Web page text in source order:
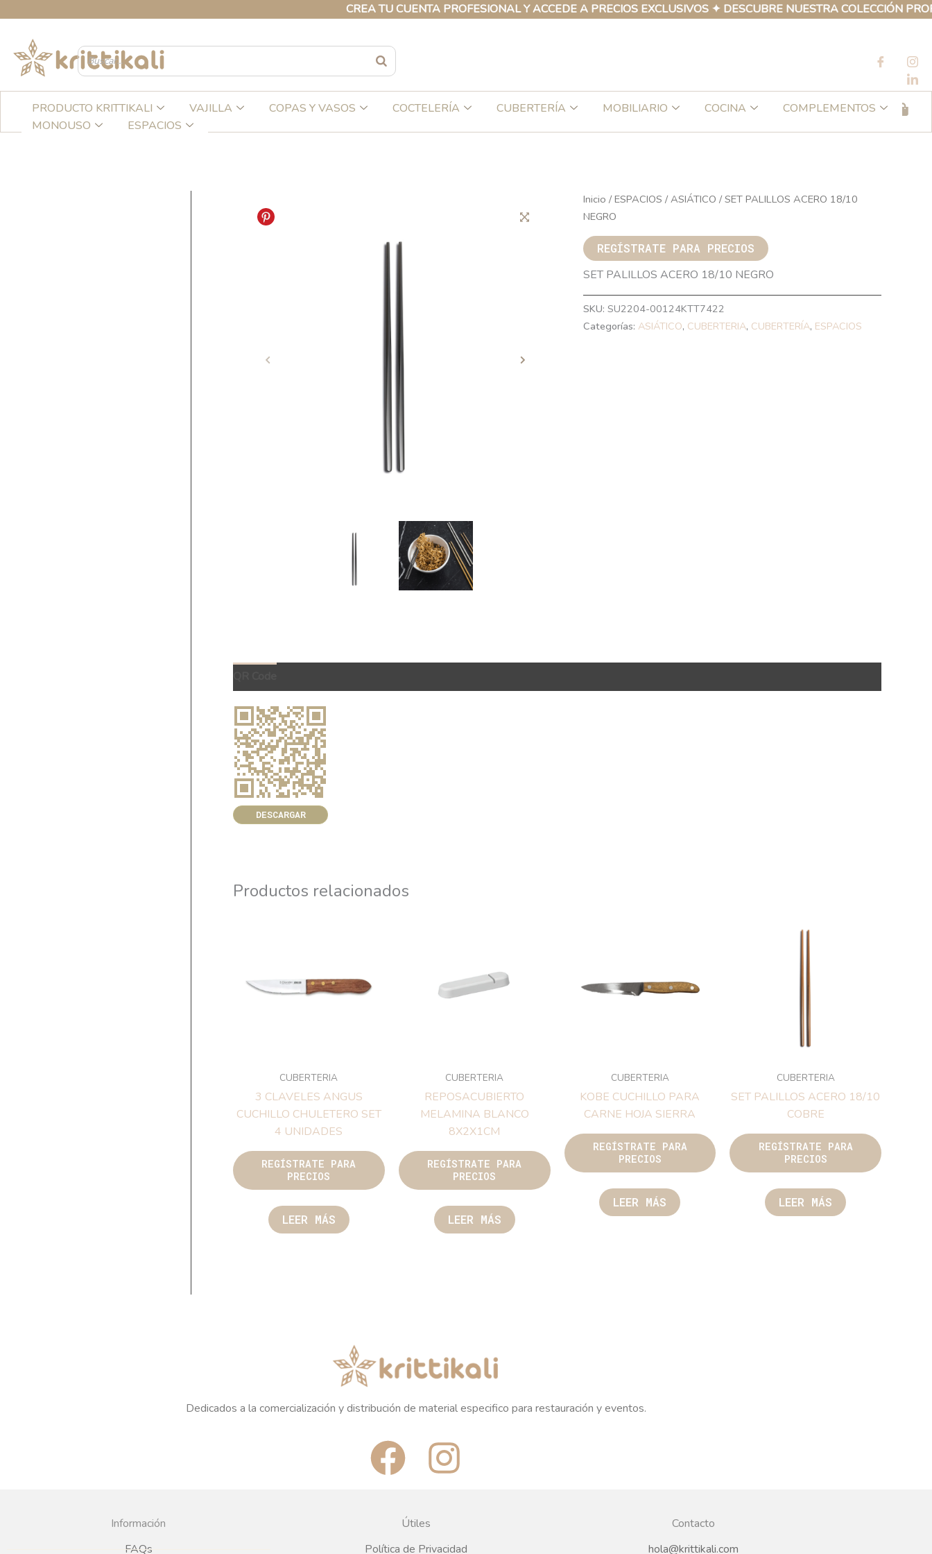
CREA TU CUENTA PROFESIONAL Y ACCEDE A PRECIOS EXCLUSIVOS ✦ DESCUBRE NUESTRA COLECCIÓN PROPIA
contenido
PRODUCTO KRITTIKALI VAJILLA COPAS Y VASOS COCTELERÍA CUBERTERÍA MOBILIARIO COCINA
COMPLEMENTOS
MONOUSO
ESPACIOS
Inicio / ESPACIOS / ASIÁTICO / SET PALILLOS ACERO 18/10
NEGRO
REGÍSTRATE PARA PRECIOS
SET PALILLOS ACERO 18/10 NEGRO
SKU: SU2204-00124KTT7422
Categorías: ASIÁTICO, CUBERTERIA, CUBERTERÍA, ESPACIOS
DESCARGAR
Productos relacionados
CUBERTERIA
3 CLAVELES ANGUS
CUCHILLO CHULETERO SET
4 UNIDADES
REGÍSTRATE PARA
PRECIOS
LEER MÁS
CUBERTERIA
REPOSACUBIERTO
MELAMINA BLANCO
8X2X1CM
REGÍSTRATE PARA
PRECIOS
LEER MÁS
CUBERTERIA
KOBE CUCHILLO PARA
CARNE HOJA SIERRA
REGÍSTRATE PARA
PRECIOS
LEER MÁS
CUBERTERIA
SET PALILLOS ACERO 18/10
COBRE
REGÍSTRATE PARA
PRECIOS
LEER MÁS
Dedicados a la comercialización y distribución de material especifico para restauración y eventos.
F
a
c
I
n
Información
FAQs
Útiles
Política de Privacidad
Contacto
hola@krittikali.com